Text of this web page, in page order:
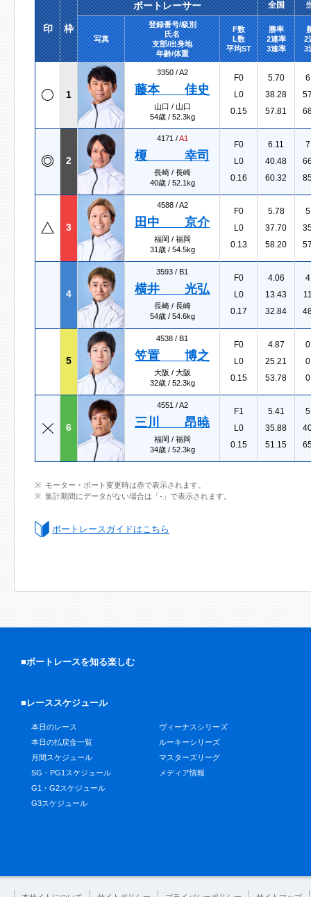
印 枠
ボートレーサー 全国
写真
登録番号/級別
氏名
支部/出身地
年齢/体重
F数
L数
平均ST
勝率
2連率
3連率
2
3
1
3350 /A2
藤本 佳史
山口 / 山口
54歳 / 52.3kg
F0
L0
0.15
5.70
38.28
57.81
2
4171 /A1
榎 幸司
長崎 / 長崎
40歳 / 52.1kg
F0
L0
0.16
6.11
40.48
60.32
3
4588 /A2
田中 京介
福岡 / 福岡
31歳 / 54.5kg
F0
L0
0.13
5.78
37.70
58.20
4
3593 / B1
横井 光弘
長崎 / 長崎
54歳 / 54.6kg
F0
L0
0.17
4.06
13.43
32.84
5
4538 / B1
笠置 博之
大阪 / 大阪
32歳 / 52.3kg
F0
L0
0.15
4.87
25.21
53.78
6
4551 /A2
三川 昂暁
福岡 / 福岡
34歳 / 52.3kg
F1
L0
0.15
5.41
35.88
51.15
モーター・ボート変更時は赤で表示されます。
集計期間にデータがない場合は「-」で表示されます。
ボートレースガイドはこちら
■ボートレースを知る楽しむ
■レーススケジュール
本日のレース
本日の払戻金一覧
月間スケジュール
SG・PG1スケジュール
G1・G2スケジュール
G3スケジュール
ヴィーナスシリーズ
ルーキーシリーズ
マスターズリーグ
メディア情報